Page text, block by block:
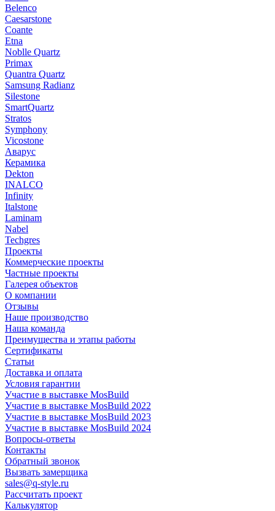
Belenco
Caesarstone
Coante
Etna
Noblle Quartz
Primax
Quantra Quartz
Samsung Radianz
Silestone
SmartQuartz
Stratos
Symphony
Vicostone
Аварус
Керамика
Dekton
INALCO
Infinity
Italstone
Laminam
Nabel
Techgres
Проекты
Коммерческие проекты
Частные проекты
Галерея объектов
О компании
Отзывы
Наше производство
Наша команда
Преимущества и этапы работы
Сертификаты
Статьи
Доставка и оплата
Условия гарантии
Участие в выставке MosBuild
Участие в выставке MosBuild 2022
Участие в выставке MosBuild 2023
Участие в выставке MosBuild 2024
Вопросы-ответы
Контакты
Обратный звонок
Вызвать замерщика
sales@q-style.ru
Рассчитать проект
Калькулятор